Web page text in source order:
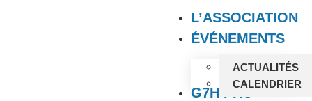
L’ASSOCIATION
ÉVÉNEMENTS
ACTUALITÉS
CALENDRIER
G7H PRO